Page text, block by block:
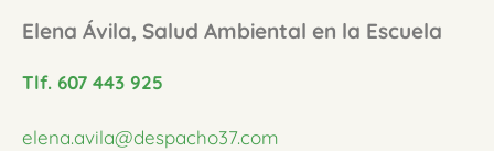
Elena Ávila, Salud Ambiental en la Escuela
Tlf. 607 443 925
elena.avila@despacho37.com